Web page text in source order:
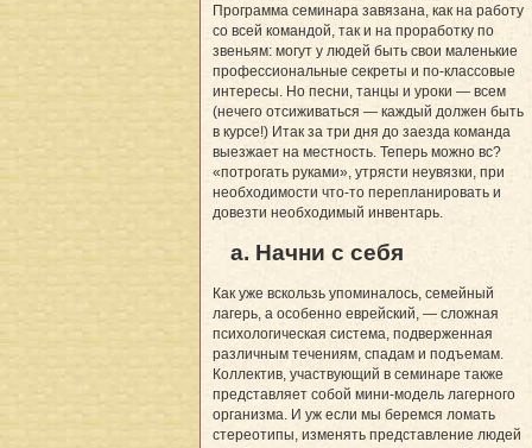
Программа семинара завязана, как на работу
со всей командой, так и на проработку по
звеньям: могут у людей быть свои маленькие
профессиональные секреты и по-классовые
интересы. Но песни, танцы и уроки — всем
(нечего отсиживаться — каждый должен быть
в курсе!) Итак за три дня до заезда команда
выезжает на местность. Теперь можно вс?
«потрогать руками», утрясти неувязки, при
необходимости что-то перепланировать и
довезти необходимый инвентарь.
а. Начни с себя
Как уже вскользь упоминалось, семейный
лагерь, а особенно еврейский, — сложная
психологическая система, подверженная
различным течениям, спадам и подъемам.
Коллектив, участвующий в семинаре также
представляет собой мини-модель лагерного
организма. И уж если мы беремся ломать
стереотипы, изменять представление людей